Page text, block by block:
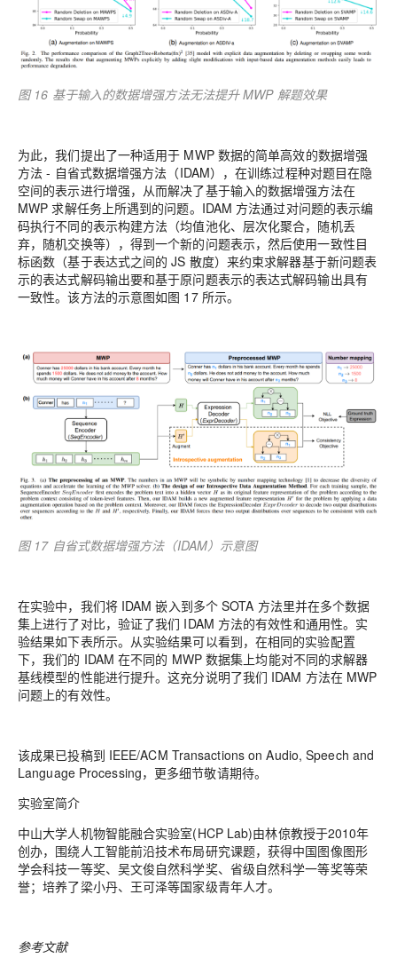
图 16 基于输入的数据增强方法无法提升 MWP 解题效果
为此，我们提出了一种适用于 MWP 数据的简单高效的数据增强
方法 - 自省式数据增强方法（IDAM），在训练过程种对题目在隐
空间的表示进行增强，从而解决了基于输入的数据增强方法在
MWP 求解任务上所遇到的问题。IDAM 方法通过对问题的表示编
码执行不同的表示构建方法（均值池化、层次化聚合，随机丢
弃，随机交换等），得到一个新的问题表示，然后使用一致性目
标函数（基于表达式之间的 JS 散度）来约束求解器基于新问题表
示的表达式解码输出要和基于原问题表示的表达式解码输出具有
一致性。该方法的示意图如图 17 所示。
图 17 自省式数据增强方法（IDAM）示意图
在实验中，我们将 IDAM 嵌入到多个 SOTA 方法里并在多个数据
集上进行了对比，验证了我们 IDAM 方法的有效性和通用性。实
验结果如下表所示。从实验结果可以看到，在相同的实验配置
下，我们的 IDAM 在不同的 MWP 数据集上均能对不同的求解器
基线模型的性能进行提升。这充分说明了我们 IDAM 方法在 MWP
问题上的有效性。
该成果已投稿到 IEEE/ACM Transactions on Audio, Speech and
Language Processing，更多细节敬请期待。
实验室简介
中山大学人机物智能融合实验室(HCP Lab)由林倞教授于2010年
创办，围绕人工智能前沿技术布局研究课题，获得中国图像图形
学会科技一等奖、吴文俊自然科学奖、省级自然科学一等奖等荣
誉；培养了梁小丹、王可泽等国家级青年人才。
参考文献